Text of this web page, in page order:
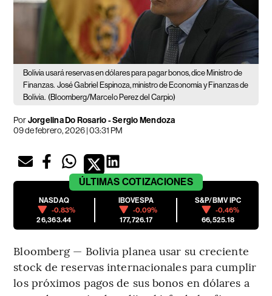
Bolivia usará reservas en dólares para pagar bonos, dice Ministro de
Finanzas. José Gabriel Espinoza, ministro de Economía y Finanzas de
Bolivia. (Bloomberg/Marcelo Perez del Carpio)
PorJorgelina Do Rosario - Sergio Mendoza
09 de febrero, 2026 | 03:31 PM
ÚLTIMAS COTIZACIONES
NASDAQ
-0.83%
26,363.44
IBOVESPA
-0.09%
177,726.17
S&P/BMV IPC
-0.46%
66,525.18
Bloomberg — Bolivia planea usar su creciente
stock de reservas internacionales para cumplir
los próximos pagos de sus bonos en dólares a